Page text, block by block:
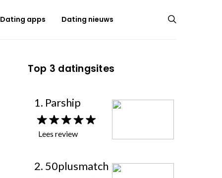
Dating apps Dating nieuws
Top 3 datingsites
1. Parship
Lees review
2. 50plusmatch